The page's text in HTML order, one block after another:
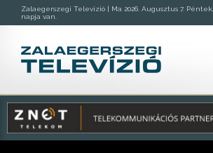
Zalaegerszegi Televízió | Ma 2026. Augusztus 7. Péntek,
napja van.